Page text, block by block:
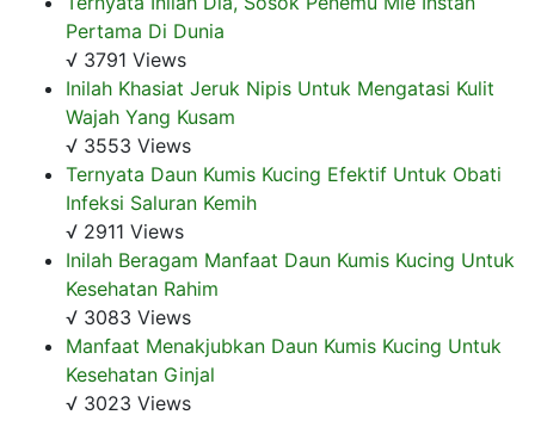
Pertama Di Dunia
√ 3791 Views
Inilah Khasiat Jeruk Nipis Untuk Mengatasi Kulit
Wajah Yang Kusam
√ 3553 Views
Ternyata Daun Kumis Kucing Efektif Untuk Obati
Infeksi Saluran Kemih
√ 2911 Views
Inilah Beragam Manfaat Daun Kumis Kucing Untuk
Kesehatan Rahim
√ 3083 Views
Manfaat Menakjubkan Daun Kumis Kucing Untuk
Kesehatan Ginjal
√ 3023 Views